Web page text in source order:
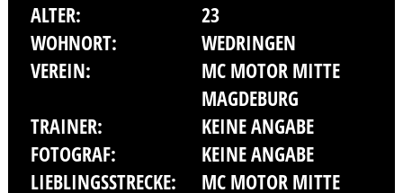
ALTER:
23
WOHNORT:
WEDRINGEN
VEREIN:
MC MOTOR MITTE
MAGDEBURG
TRAINER:
KEINE ANGABE
FOTOGRAF:
KEINE ANGABE
LIEBLINGSSTRECKE:
MC MOTOR MITTE